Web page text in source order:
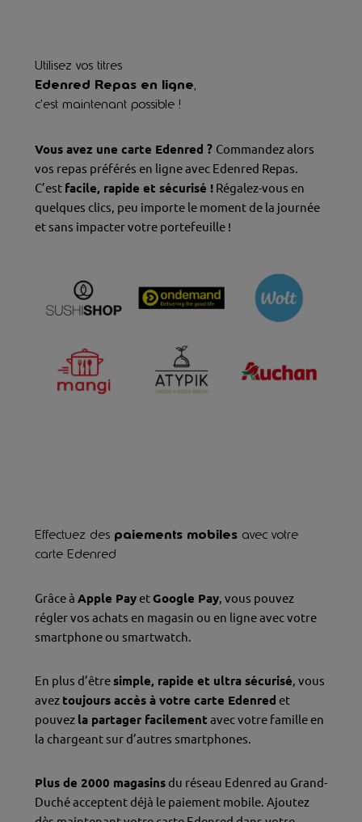
Utilisez vos titres
Edenred Repas en ligne,
c’est maintenant possible !
Vous avez une carte Edenred ? Commandez alors
vos repas préférés en ligne avec Edenred Repas.
C’est facile, rapide et sécurisé !Régalez-vous en
quelques clics, peu importe le moment de la journée
et sans impacter votre portefeuille !
Effectuez des paiements mobilesavec votre
carte Edenred
Grâce à Apple PayetGoogle Pay, vous pouvez
régler vos achats en magasin ou en ligne avec votre
smartphone ou smartwatch.
En plus d’êtresimple, rapide et ultra sécurisé, vous
avez toujours accès à votre carte Edenred et
pouvez la partager facilement avec votre famille en
la chargeant sur d’autres smartphones.
Plus de 2000 magasinsdu réseau Edenred au Grand-
Duché acceptent déjà le paiement mobile. Ajoutez